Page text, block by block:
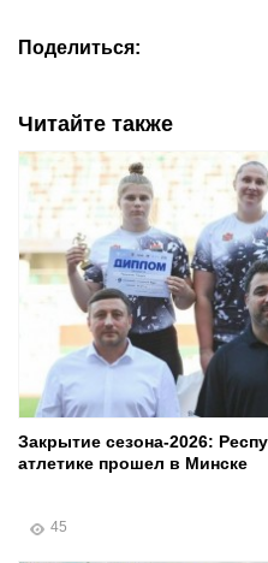
Поделиться:
Читайте также
Закрытие сезона-2026:
атлетике прошел в Минске
45